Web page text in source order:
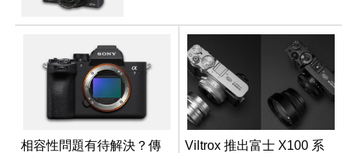
相容性問題有待解決？傳
Viltrox 推出富士 X100 系